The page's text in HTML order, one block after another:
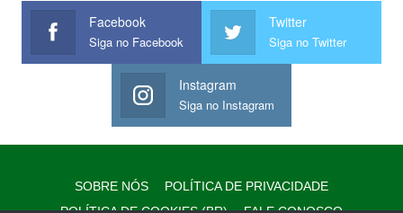
Facebook
Siga no Facebook
Twitter
Siga no Twitter
Instagram
Siga no Instagram
SOBRE NÓS
POLÍTICA DE PRIVACIDADE